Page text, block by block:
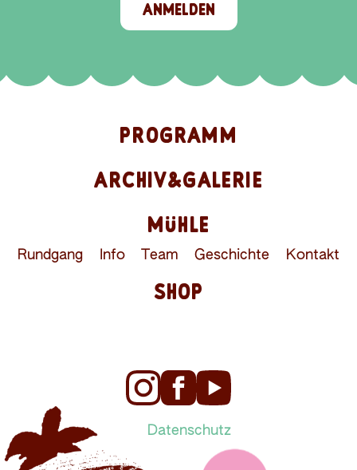
ANMELDEN
PROGRAMM
ARCHIV&GALERIE
MÜHLE
Rundgang Info Team Geschichte Kontakt
SHOP
Datenschutz